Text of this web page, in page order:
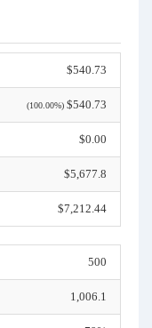
$540.73
(100.00%) $540.73
$0.00
$5,677.8
$7,212.44
500
1,006.1